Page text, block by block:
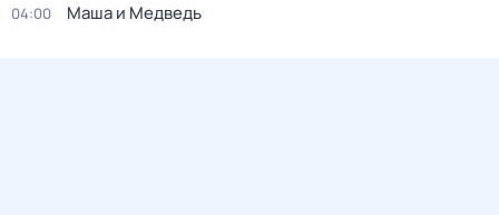
04:00 Маша и Медведь